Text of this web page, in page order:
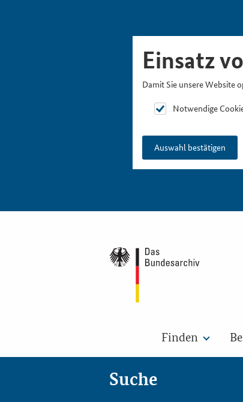
Einsatz
Damit Sie unsere Website
Notwendige
Auswahl bestätigen
Finden
Suche